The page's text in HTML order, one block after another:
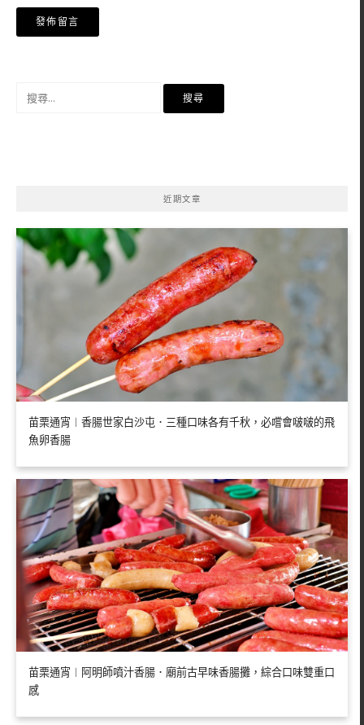
近期文章
苗栗通宵︱香腸世家白沙屯．三種口味各有千秋，必嚐會啵啵的飛
魚卵香腸
苗栗通宵︱阿明師噴汁香腸．廟前古早味香腸攤，綜合口味雙重口
感